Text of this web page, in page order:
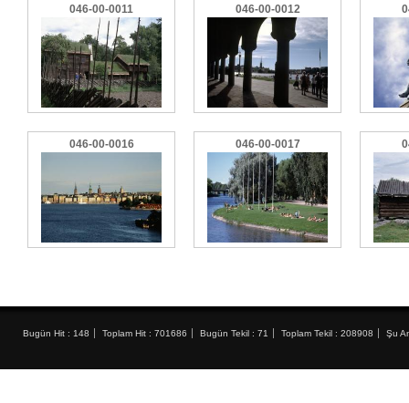
046-00-0011 046-00-0012
046-00-0016 046-00-0017
Bugün Hit : 148 Toplam Hit : 701686 Bugün Tekil : 71 Toplam Tekil : 208908 Şu